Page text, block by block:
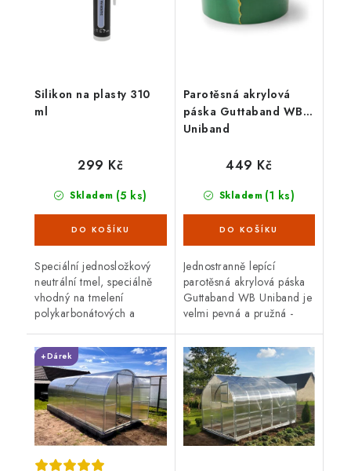
Silikon na plasty 310
ml
Skladem (5 ks)
299 Kč
Speciální jednosložkový
neutrální tmel, speciálně
vhodný na tmelení
polykarbonátových a
materiálů. Objem 310 ml.
Barva čirá.
Parotěsná akrylová
páska Guttaband WB
Uniband
Skladem (1 ks)
449 Kč
Jednostranně lepící
parotěsná akrylová páska
Guttaband WB Uniband je
velmi pevná a pružná -
parotěsného spoje u
parozábran Guttafol.
+Dárek